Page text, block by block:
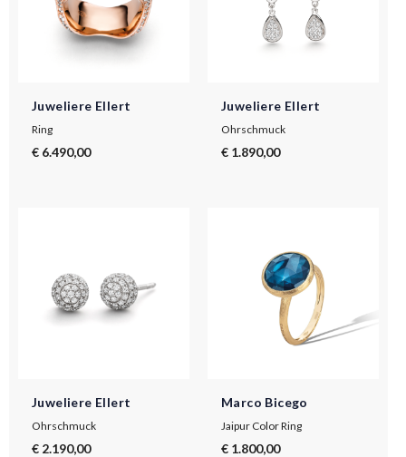
Juweliere Ellert
Ring
€ 6.490,00
Juweliere Ellert
Ohrschmuck
€ 1.890,00
Juweliere Ellert
Ohrschmuck
€ 2.190,00
Marco Bicego
Jaipur Color Ring
€ 1.800,00